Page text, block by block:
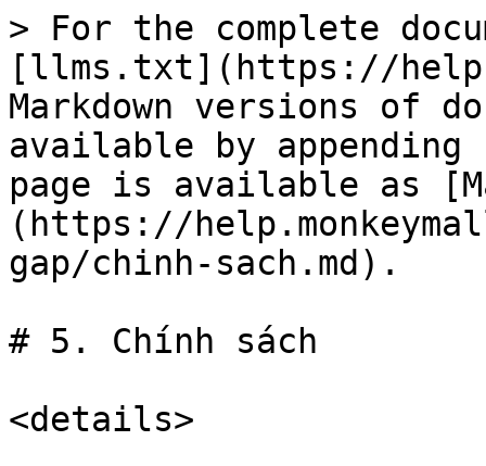
> For the complete
[llms.txt](https://
Markdown versions of
available by
page is available as
(https://
gap/chinh-sach.md).
# 5. Chính sách
<details>